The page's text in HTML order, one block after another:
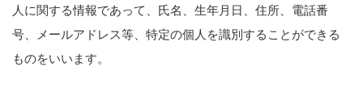
人に関する情報であって、氏名、生年月日、住所、電話番
号、メールアドレス等、特定の個人を識別することができる
ものをいいます。